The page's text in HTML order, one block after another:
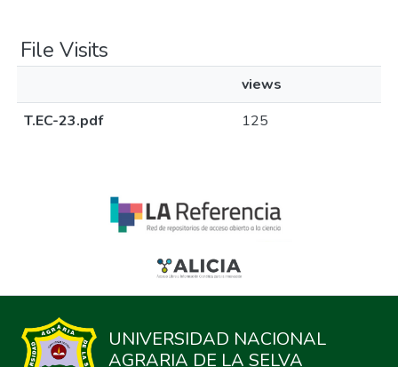
File Visits
views
T.EC-23.pdf
125
UNIVERSIDAD NACIONAL
AGRARIA DE LA SELVA